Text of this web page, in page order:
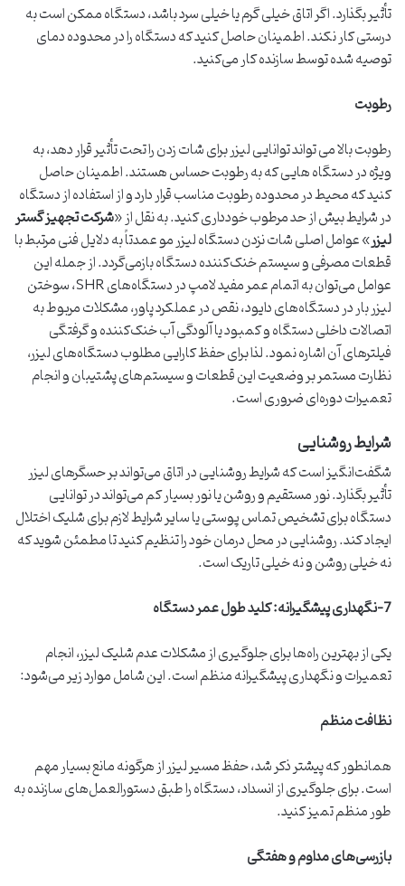
تأثیر بگذارد. اگر اتاق خیلی گرم یا خیلی سرد باشد، دستگاه ممکن است به
درستی کار نکند. اطمینان حاصل کنید که دستگاه را در محدوده دمای
توصیه شده توسط سازنده کار می‌کنید.
رطوبت
رطوبت بالا می تواند توانایی لیزر برای شات زدن را تحت تأثیر قرار دهد، به
ویژه در دستگاه هایی که به رطوبت حساس هستند. اطمینان حاصل
کنید که محیط در محدوده رطوبت مناسب قرار دارد و از استفاده از دستگاه
در شرایط بیش از حد مرطوب خودداری کنید. به نقل از «شرکت تجهیز گستر
لیزر» عوامل اصلی شات نزدن دستگاه لیزر مو عمدتاً به دلایل فنی مرتبط با
قطعات مصرفی و سیستم خنک‌کننده دستگاه بازمی‌گردد. از جمله این
عوامل می‌توان به اتمام عمر مفید لامپ در دستگاه‌های SHR، سوختن
لیزر بار در دستگاه‌های دایود، نقص در عملکرد پاور، مشکلات مربوط به
اتصالات داخلی دستگاه و کمبود یا آلودگی آب خنک‌کننده و گرفتگی
فیلترهای آن اشاره نمود. لذا برای حفظ کارایی مطلوب دستگاه‌های لیزر،
نظارت مستمر بر وضعیت این قطعات و سیستم‌های پشتیبان و انجام
تعمیرات دوره‌ای ضروری است.
شرایط روشنایی
شگفت‌انگیز است که شرایط روشنایی در اتاق می‌تواند بر حسگرهای لیزر
تأثیر بگذارد. نور مستقیم و روشن یا نور بسیار کم می‌تواند در توانایی
دستگاه برای تشخیص تماس پوستی یا سایر شرایط لازم برای شلیک اختلال
ایجاد کند. روشنایی در محل درمان خود را تنظیم کنید تا مطمئن شوید که
نه خیلی روشن و نه خیلی تاریک است.
7-نگهداری پیشگیرانه: کلید طول عمر دستگاه
یکی از بهترین راه‌ها برای جلوگیری از مشکلات عدم شلیک لیزر، انجام
تعمیرات و نگهداری پیشگیرانه منظم است. این شامل موارد زیر می‌شود:
نظافت منظم
همانطور که پیشتر ذکر شد، حفظ مسیر لیزر از هرگونه مانع بسیار مهم
است. برای جلوگیری از انسداد، دستگاه را طبق دستورالعمل‌های سازنده به
طور منظم تمیز کنید.
بازرسی‌های مداوم و هفتگی